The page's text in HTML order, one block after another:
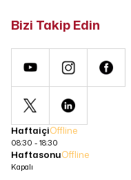
Bizi Takip Edin
HaftaiçiOffline
08:30 - 18:30
HaftasonuOffline
Kapalı